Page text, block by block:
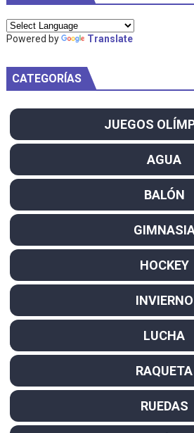
Powered by Translate
CATEGORÍAS
JUEGOS
AGUA
BALÓN
HOCKEY
INVIERNO
LUCHA
RAQUETA
RUEDAS